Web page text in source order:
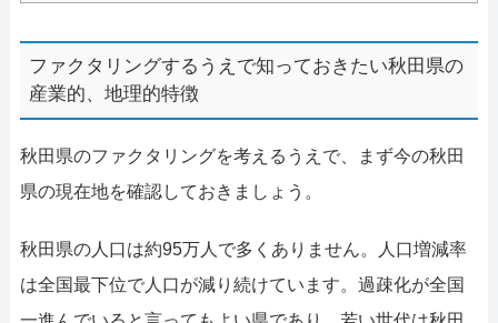
ファクタリングするうえで知っておきたい秋田県の
産業的、地理的特徴
秋田県のファクタリングを考えるうえで、まず今の秋田
県の現在地を確認しておきましょう。
秋田県の人口は約95万人で多くありません。人口増減率
は全国最下位で人口が減り続けています。過疎化が全国